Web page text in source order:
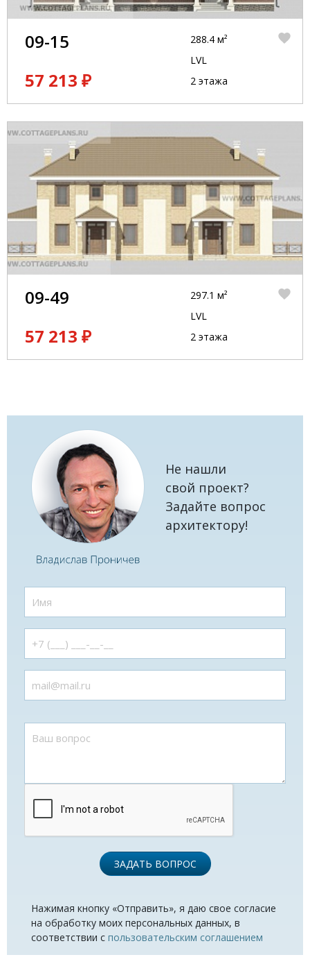
09-15
57 213 ₽
288.4 м²
LVL
2 этажа
09-49
57 213 ₽
297.1 м²
LVL
2 этажа
Не нашли
свой проект?
Задайте вопрос
архитектору!
ЗАДАТЬ ВОПРОС
Нажимая кнопку «Отправить», я даю свое согласие
на обработку моих персональных данных, в
соответствии с пользовательским соглашением